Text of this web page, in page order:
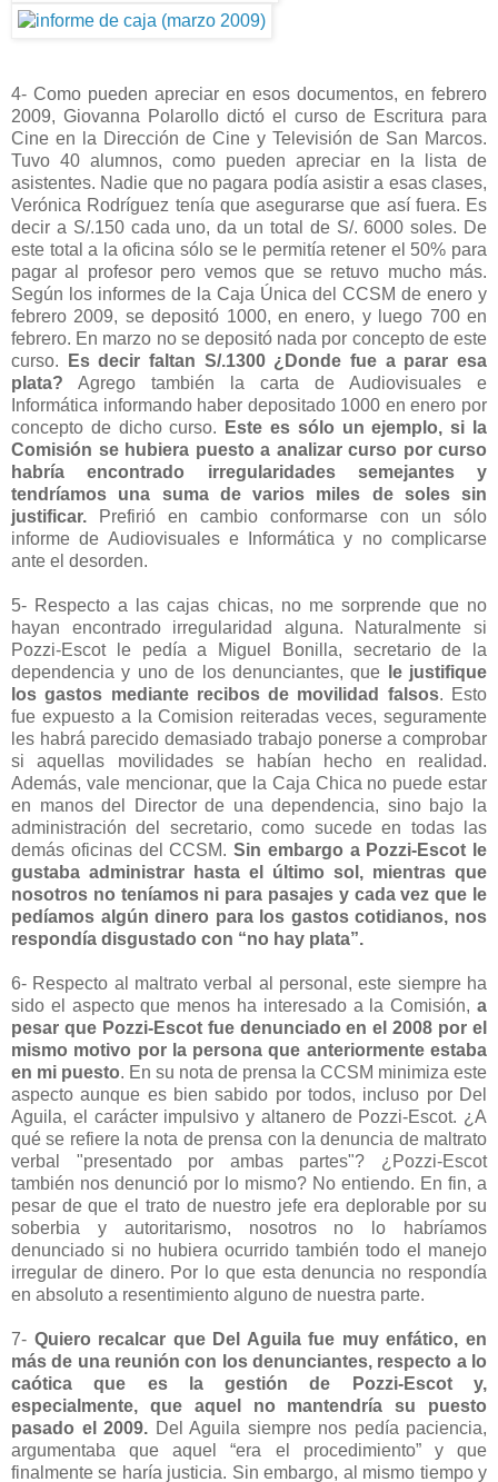
4- Como pueden apreciar en esos documentos, en febrero
2009, Giovanna Polarollo dictó el curso de Escritura para
Cine en la Dirección de Cine y Televisión de San Marcos.
Tuvo 40 alumnos, como pueden apreciar en la lista de
asistentes. Nadie que no pagara podía asistir a esas clases,
Verónica Rodríguez tenía que asegurarse que así fuera. Es
decir a S/.150 cada uno, da un total de S/. 6000 soles. De
este total a la oficina sólo se le permitía retener el 50% para
pagar al profesor pero vemos que se retuvo mucho más.
Según los informes de la Caja Única del CCSM de enero y
febrero 2009, se depositó 1000, en enero, y luego 700 en
febrero. En marzo no se depositó nada por concepto de este
curso.
Es decir faltan S/.1300 ¿Donde fue a parar esa
plata? Agrego también la carta de Audiovisuales e
Informática informando haber depositado 1000 en enero por
concepto de dicho curso.
Este es sólo un ejemplo, si la
Comisión se hubiera puesto a analizar curso por curso
habría encontrado irregularidades semejantes y
tendríamos una suma de varios miles de soles sin
justificar. Prefirió en cambio conformarse con un sólo
informe de Audiovisuales e Informática y no complicarse
ante el desorden.
5- Respecto a las cajas chicas, no me sorprende que no
hayan encontrado irregularidad alguna. Naturalmente si
Pozzi-Escot le pedía a Miguel Bonilla, secretario de la
dependencia y uno de los denunciantes, que le justifique
los gastos mediante recibos de movilidad falsos. Esto
fue expuesto a la Comision reiteradas veces, seguramente
les habrá parecido demasiado trabajo ponerse a comprobar
si aquellas movilidades se habían hecho en realidad.
Además, vale mencionar, que la Caja Chica no puede estar
en manos del Director de una dependencia, sino bajo la
administración del secretario, como sucede en todas las
demás oficinas del CCSM. Sin embargo a Pozzi-Escot le
gustaba administrar hasta el último sol, mientras que
nosotros no teníamos ni para pasajes y cada vez que le
pedíamos algún dinero para los gastos cotidianos, nos
respondía disgustado con “no hay plata”.
6- Respecto al maltrato verbal al personal, este siempre ha
sido el aspecto que menos ha interesado a la Comisión, a
pesar que Pozzi-Escot fue denunciado en el 2008 por el
mismo motivo por la persona que anteriormente estaba
en mi puesto. En su nota de prensa la CCSM minimiza este
aspecto aunque es bien sabido por todos, incluso por Del
Aguila, el carácter impulsivo y altanero de Pozzi-Escot. ¿A
qué se refiere la nota de prensa con la denuncia de maltrato
verbal "presentado por ambas partes"? ¿Pozzi-Escot
también nos denunció por lo mismo? No entiendo. En fin, a
pesar de que el trato de nuestro jefe era deplorable por su
soberbia y autoritarismo, nosotros no lo habríamos
denunciado si no hubiera ocurrido también todo el manejo
irregular de dinero. Por lo que esta denuncia no respondía
en absoluto a resentimiento alguno de nuestra parte.
7- Quiero recalcar que Del Aguila fue muy enfático, en
más de una reunión con los denunciantes, respecto a lo
caótica que es la gestión de Pozzi-Escot y,
especialmente, que aquel no mantendría su puesto
pasado el 2009. Del Aguila siempre nos pedía paciencia,
argumentaba que aquel “era el procedimiento” y que
finalmente se haría justicia. Sin embargo, al mismo tiempo y